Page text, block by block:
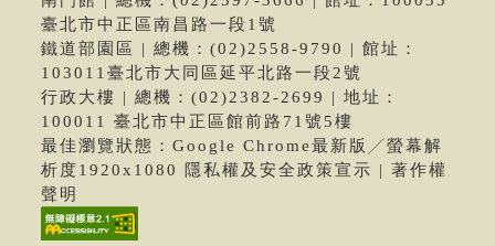
臺北市中正區南昌路一段1號
鐵道部園區 | 總機：(02)2558-9790 | 館址：
103011臺北市大同區延平北路一段2號
行政大樓 | 總機：(02)2382-2699 | 地址：
100011 臺北市中正區館前路71號5樓
最佳瀏覽狀態：Google Chrome最新版╱螢幕解
析度1920x1080 隱私權及安全政策宣示 | 著作權
聲明